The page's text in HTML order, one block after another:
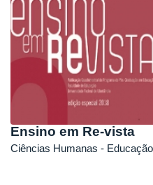
Ensino em Re-vista
Ciências Humanas - Educação